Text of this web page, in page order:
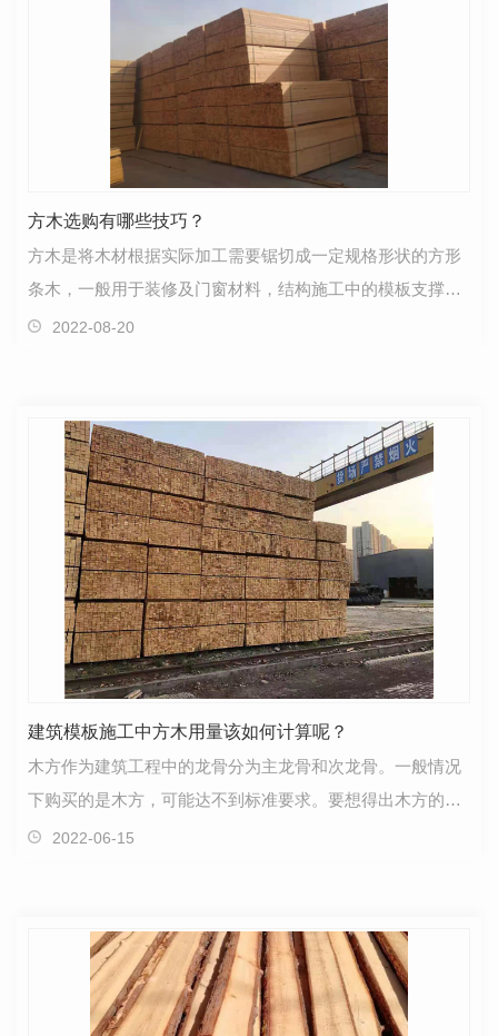
方木选购有哪些技巧？
方木是将木材根据实际加工需要锯切成一定规格形状的方形
条木，一般用于装修及门窗材料，结构施工中的模板支撑及
屋架用材，或做各种木制家具都可以。主要由松木、椴…
2022-08-20
建筑模板施工中方木用量该如何计算呢？
木方作为建筑工程中的龙骨分为主龙骨和次龙骨。一般情况
下购买的是木方，可能达不到标准要求。要想得出木方的实
际间距，需要按照实际截面尺寸经过计算得到。计划木…
2022-06-15